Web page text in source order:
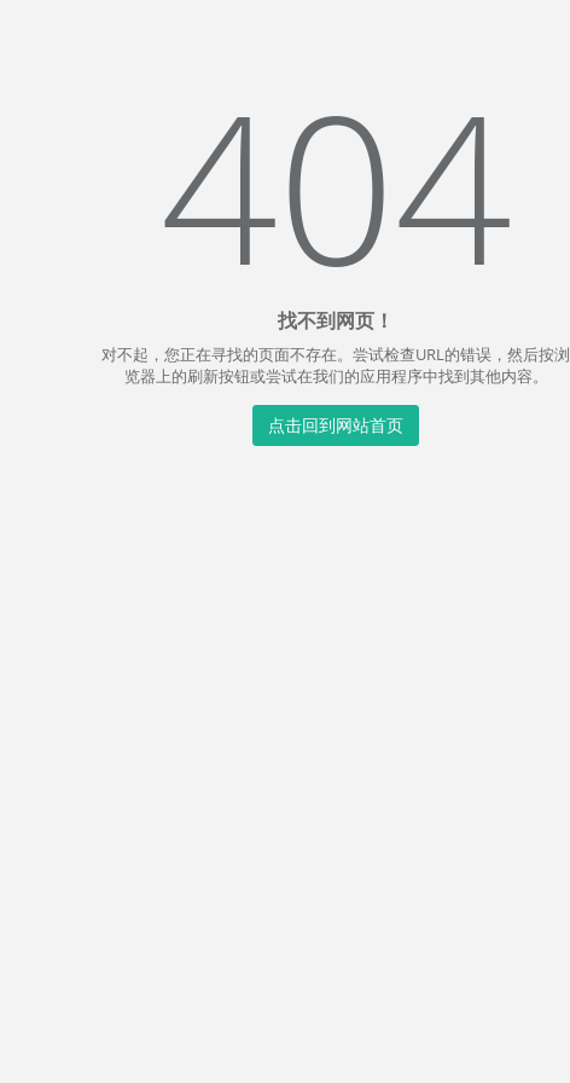
404
找不到网页！
对不起，您正在寻找的页面不存在。尝试检查URL的错误，然后按浏
览器上的刷新按钮或尝试在我们的应用程序中找到其他内容。
点击回到网站首页